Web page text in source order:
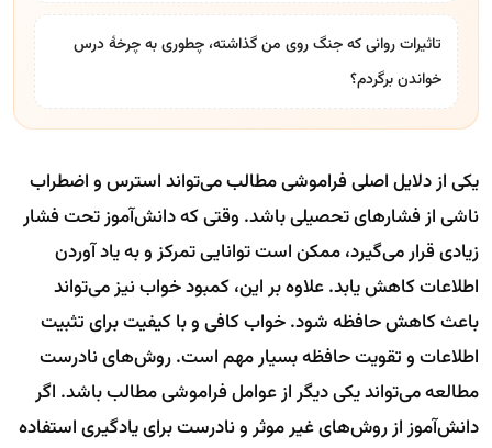
تاثیرات روانی که جنگ روی من گذاشته، چطوری به چرخۀ درس
خواندن برگردم؟
یکی از دلایل اصلی فراموشی مطالب می‌تواند استرس و اضطراب
ناشی از فشار‌های تحصیلی باشد. وقتی که دانش‌آموز تحت فشار
زیادی قرار می‌گیرد، ممکن است توانایی تمرکز و به یاد آوردن
اطلاعات کاهش یابد. علاوه بر این، کمبود خواب نیز می‌تواند
باعث کاهش حافظه شود. خواب کافی و با کیفیت برای تثبیت
اطلاعات و تقویت حافظه بسیار مهم است. روش‌های نادرست
مطالعه می‌تواند یکی دیگر از عوامل فراموشی مطالب باشد. اگر
دانش‌آموز از روش‌های غیر موثر و نادرست برای یادگیری استفاده